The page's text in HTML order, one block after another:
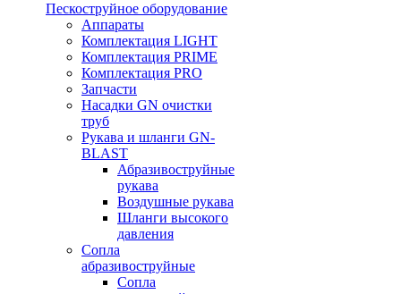
Пескоструйное оборудование
Аппараты
Комплектация LIGHT
Комплектация PRIME
Комплектация PRO
Запчасти
Насадки GN очистки
труб
Рукава и шланги GN-
BLAST
Абразивоструйные
рукава
Воздушные рукава
Шланги высокого
давления
Сопла
абразивоструйные
Сопла